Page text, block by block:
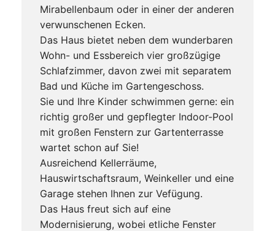
Mirabellenbaum oder in einer der anderen
verwunschenen Ecken.
Das Haus bietet neben dem wunderbaren
Wohn- und Essbereich vier großzügige
Schlafzimmer, davon zwei mit separatem
Bad und Küche im Gartengeschoss.
Sie und Ihre Kinder schwimmen gerne: ein
richtig großer und gepflegter Indoor-Pool
mit großen Fenstern zur Gartenterrasse
wartet schon auf Sie!
Ausreichend Kellerräume,
Hauswirtschaftsraum, Weinkeller und eine
Garage stehen Ihnen zur Vefügung.
Das Haus freut sich auf eine
Modernisierung, wobei etliche Fenster